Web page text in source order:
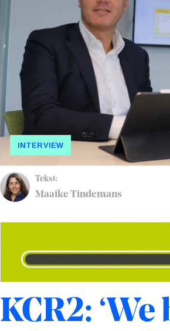
INTERVIEW
Tekst:
Maaike Tindemans
KCR2: